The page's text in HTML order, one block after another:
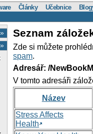
Články Učebnice
Seznam
Zde si můžete
spam.
Adresář: /
V tomto adresáři
Název
Stress Affects
Health